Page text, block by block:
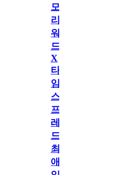
모
리
워
드
X
타
임
스
프
레
드]
최
애